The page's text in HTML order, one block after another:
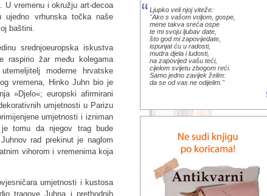
U vremenu i okružju art-decoa
ujedno vrhunska točka naše
baštini.
srednjoeuropska iskustva
raspirio žar među kolegama
moderne hrvatske
vremena, Hinko Juhn bio je
»Djelo«; europski afirmirani
umjetnosti u Parizu
umjetnosti i izniman
je tomu da njegov trag bude
rad prekinut je naglom
vihorom i vremenima koja
umjetnosti i kustosa
tragove Juhna i prethodnih
Ljupko veli njoj viteže:
"Ako s vašom voljom, gospe,
mene takva sreća ospe
te mi svoju ljubav date,
što god mi zapovijedate,
ispunjat ću u radosti,
mudra djela i ludosti,
na zapovijed vašu teći,
cijelom svijetu zbogom reći.
Samo jedno zavijek želim:
da se od vas ne odijelim."